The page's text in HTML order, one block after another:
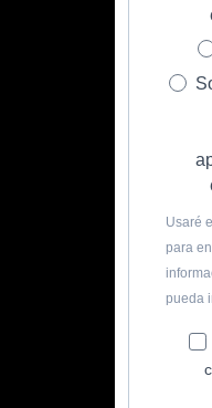
Usaré
para
pueda